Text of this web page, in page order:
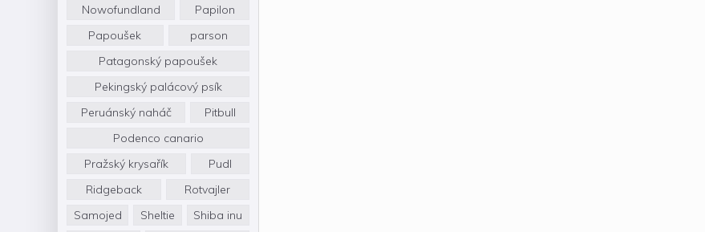
Nowofundland
Papilon
Papoušek
parson
Patagonský papoušek
Pekingský palácový psík
Peruánský naháč
Pitbull
Podenco canario
Pražský krysařík
Pudl
Ridgeback
Rotvajler
Samojed
Sheltie Shiba inu